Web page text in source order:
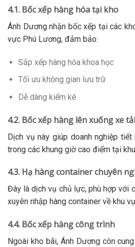
4.1. Bốc xếp hàng hóa tại kho
Ánh Dương nhận bốc xếp tại các
vực Phú Lương, đảm bảo:
Sắp xếp hàng hóa khoa học
Tối ưu không gian lưu trữ
Dễ dàng kiểm kê
4.2. Bốc xếp hàng lên xuống xe
Dịch vụ này giúp doanh nghiệp
trong các khung giờ cao điểm tại
4.3. Hạ hàng container chuyên
Đây là dịch vụ chủ lực, phù hợp với
xuyên nhập hàng container về khu
4.4. Bốc xếp hàng công trình
Ngoài kho bãi, Ánh Dương còn